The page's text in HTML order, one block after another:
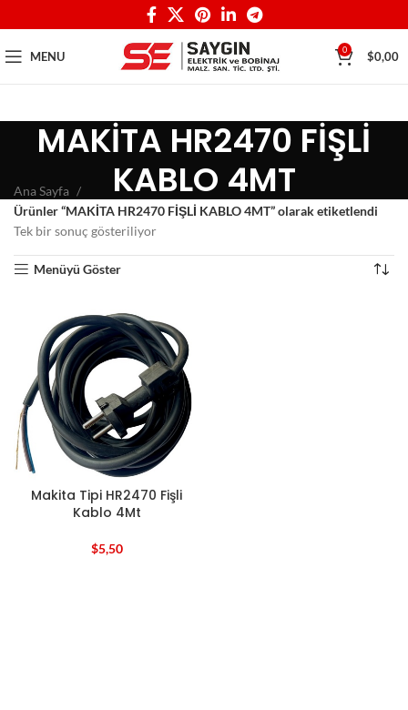
MENU 0 $0,00
MAKİTA HR2470 FİŞLİ
KABLO 4MT
Ana Sayfa
Ürünler “MAKİTA HR2470 FİŞLİ KABLO 4MT” olarak etiketlendi
Tek bir sonuç gösteriliyor
Menüyü Göster
Makita Tipi HR2470 Fişli
Kablo 4Mt
$5,50